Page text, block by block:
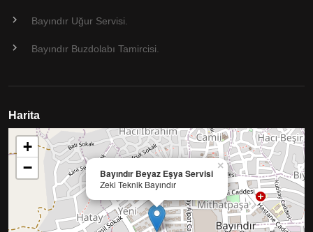
Bayındır Uğur Servisi.
Bayındır Buzdolabı Tamircisi.
Harita
Bayındır Beyaz Eşya Servisi
Zeki Teknik Bayındır
×
+
−